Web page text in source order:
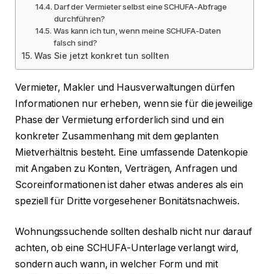
Darf der Vermieter selbst eine SCHUFA-Abfrage
durchführen?
Was kann ich tun, wenn meine SCHUFA-Daten
falsch sind?
Was Sie jetzt konkret tun sollten
Vermieter, Makler und Hausverwaltungen dürfen
Informationen nur erheben, wenn sie für die jeweilige
Phase der Vermietung erforderlich sind und ein
konkreter Zusammenhang mit dem geplanten
Mietverhältnis besteht. Eine umfassende Datenkopie
mit Angaben zu Konten, Verträgen, Anfragen und
Scoreinformationen ist daher etwas anderes als ein
speziell für Dritte vorgesehener Bonitätsnachweis.
Wohnungssuchende sollten deshalb nicht nur darauf
achten, ob eine SCHUFA-Unterlage verlangt wird,
sondern auch wann, in welcher Form und mit